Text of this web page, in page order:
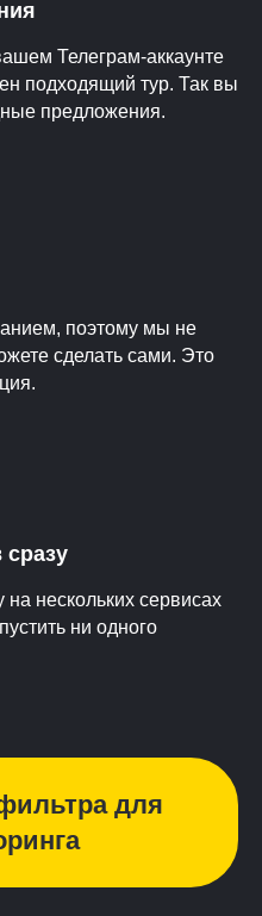
Телеграм-аккаунте
подходящий тур. Так вы
предложения.
поэтому мы не
сделать сами. Это
сразу
нескольких сервисах
ни одного
для